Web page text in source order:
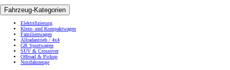
Fahrzeug-Kategorien
Elektrifizierung
Klein- und Kompaktwagen
Familienwagen
Allradantrieb / 4x4
GR Sportwagen
SUV & Crossover
Offroad & Pickup
Nutzfahrzeuge